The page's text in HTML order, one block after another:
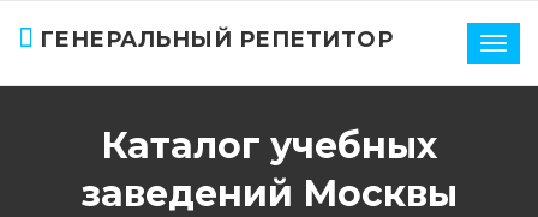
ГЕНЕРАЛЬНЫЙ РЕПЕТИТОР
Каталог учебных
заведений Москвы